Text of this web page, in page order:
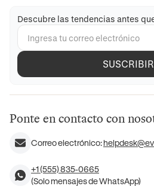
Descubre las tendencias antes
Ponte en contacto con
Correo electrónico:
+1 (555) 835-0665
(Solo mensajes de WhatsApp)